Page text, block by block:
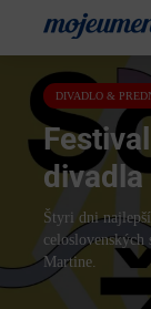
DIVADLO &
divadla
Štyri dni
Martine.